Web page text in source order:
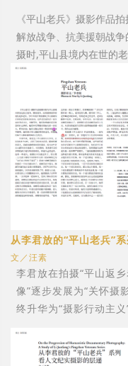
《平山老兵》摄影作品
解放战争、抗美援朝战
摄时,平山县境内在世的
从李君放的“平山老兵”
文／汪素
李君放在拍摄“平山返
像”逐步发展为“关怀摄
终升华为“摄影行动主